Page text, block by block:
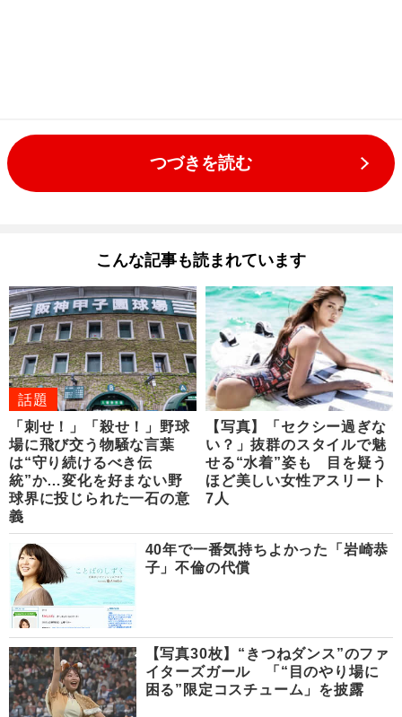
つづきを読む
こんな記事も読まれています
話題
「刺せ！」「殺せ！」野球
場に飛び交う物騒な言葉
は“守り続けるべき伝
統”か…変化を好まない野
球界に投じられた一石の意
義
【写真】「セクシー過ぎな
い？」抜群のスタイルで魅
せる“水着”姿も 目を疑う
ほど美しい女性アスリート
7人
40年で一番気持ちよかった「岩崎恭
子」不倫の代償
【写真30枚】“きつねダンス”のファ
イターズガール 「“目のやり場に
困る”限定コスチューム」を披露